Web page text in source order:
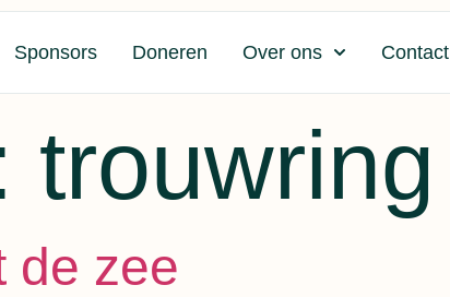
Sponsors Doneren Over ons Contact
trouwring
de zee